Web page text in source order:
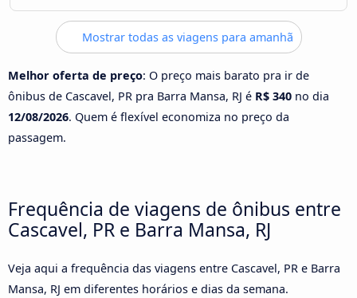
Mostrar todas as viagens para amanhã
Melhor oferta de preço: O preço mais barato pra ir de
ônibus de Cascavel, PR pra Barra Mansa, RJ é R$ 340 no dia
12/08/2026. Quem é flexível economiza no preço da
passagem.
Frequência de viagens de ônibus entre
Cascavel, PR e Barra Mansa, RJ
Veja aqui a frequência das viagens entre Cascavel, PR e Barra
Mansa, RJ em diferentes horários e dias da semana.